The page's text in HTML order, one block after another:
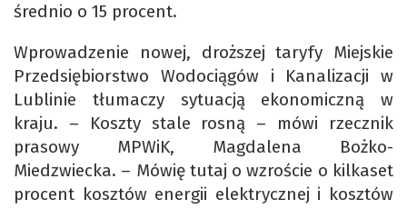
średnio o 15 procent.
Wprowadzenie nowej, droższej taryfy Miejskie
Przedsiębiorstwo Wodociągów i Kanalizacji w
Lublinie tłumaczy sytuacją ekonomiczną w
kraju. – Koszty stale rosną – mówi rzecznik
prasowy MPWiK, Magdalena Bożko-
Miedzwiecka. – Mówię tutaj o wzroście o kilkaset
procent kosztów energii elektrycznej i kosztów